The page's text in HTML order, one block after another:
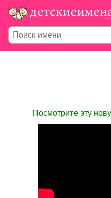
Посмотрите эту